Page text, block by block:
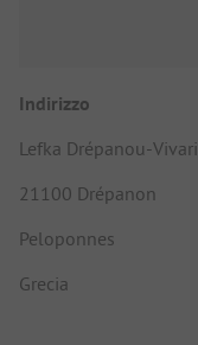
Indirizzo
Lefka Drépanou-Vivari
21100 Drépanon
Peloponnes
Grecia